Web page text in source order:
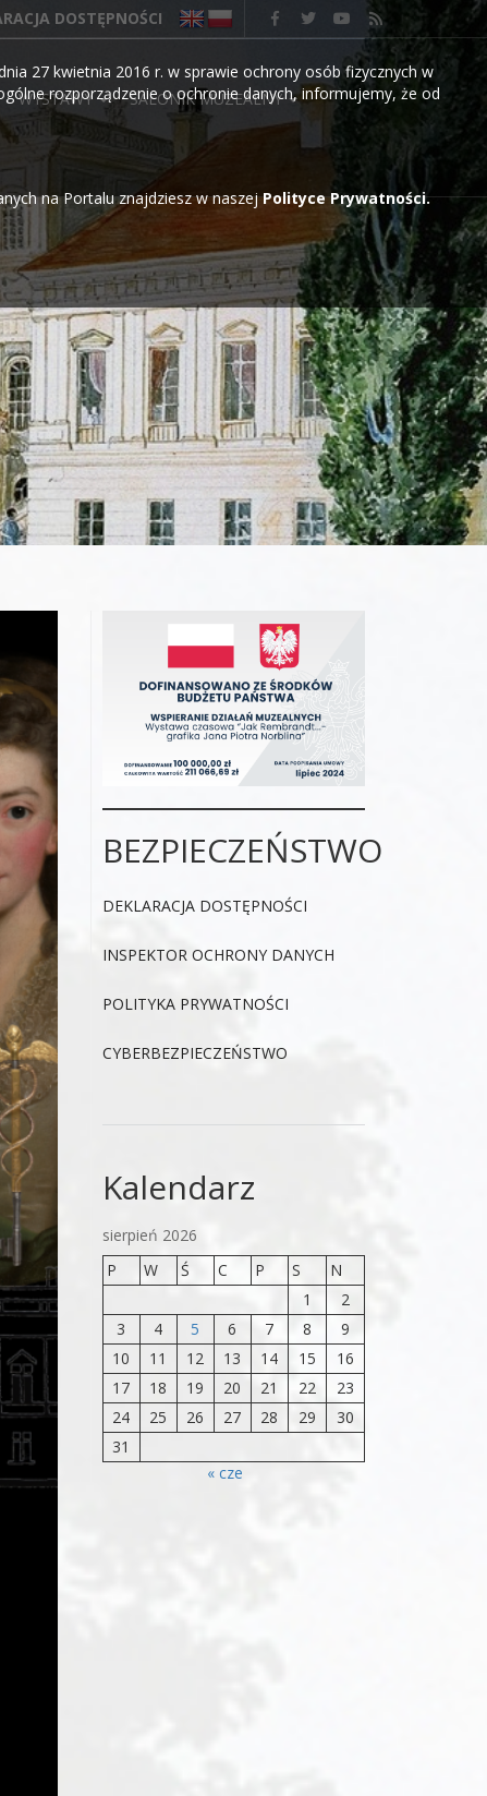
DOSTĘPNOŚCI
WYSTAWY
SALONIK MUZEALNY
BEZPIECZEŃSTWO
DEKLARACJA DOSTĘPNOŚCI
INSPEKTOR OCHRONY DANYCH
POLITYKA PRYWATNOŚCI
CYBERBEZPIECZEŃSTWO
Kalendarz
sierpień 2026
P
W Ś C P S
N
1
2
3
4 5 6 7 8
9
10
11 12 13 14 15
16
17
18 19 20 21 22
23
24
25 26 27 28 29
30
31
« cze
27 kwietnia 2016 r. w sprawie ochrony osób fizycznych w
rozporządzenie o ochronie danych, informujemy, że od
na Portalu znajdziesz w naszejPolityce Prywatności.